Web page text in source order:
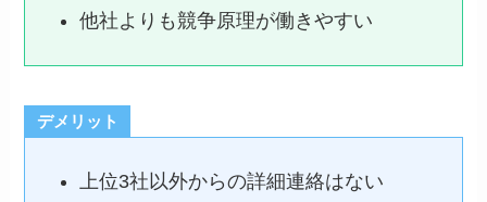
他社よりも競争原理が働きやすい
デメリット
上位3社以外からの詳細連絡はない